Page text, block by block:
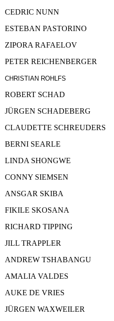
CEDRIC NUNN
ESTEBAN PASTORINO
ZIPORA RAFAELOV
PETER REICHENBERGER
CHRISTIAN ROHLFS
ROBERT SCHAD
JÜRGEN SCHADEBERG
CLAUDETTE SCHREUDERS
BERNI SEARLE
LINDA SHONGWE
CONNY SIEMSEN
ANSGAR SKIBA
FIKILE SKOSANA
RICHARD TIPPING
JILL TRAPPLER
ANDREW TSHABANGU
AMALIA VALDES
AUKE DE VRIES
JÜRGEN WAXWEILER